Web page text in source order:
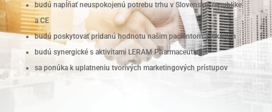
budú napĺňať neuspokojenú potrebu trhu v Slovenskej republike
a CE
budú poskytovať pridanú hodnotu našim pacientom a lekárom
budú synergické s aktivitami LERAM Pharmaceuticals
sa ponúka k uplatneniu tvorivých marketingových prístupov